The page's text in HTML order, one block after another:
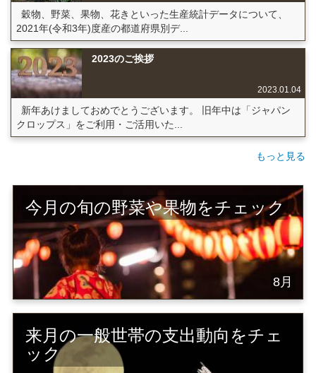
穀物、野菜、果物、花きといった生産統計データについて、
2021年(令和3年)度産の都道府県別デ...
2023のご挨拶
2023.01.04
新年あけましておめでとうございます。 旧年中は「ジャパン
クロップス」をご利用・ご活用いた...
もっと見る
今月の旬の野菜や果物をチェック
8月
来月の一般世帯の支出動向をチェ
ック